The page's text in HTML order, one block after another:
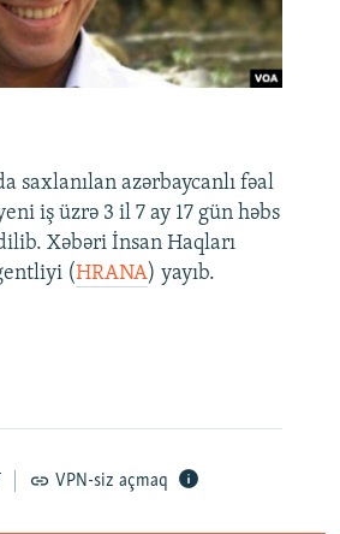
saxlanılan azərbaycanlı fəal
iş üzrə 3 il 7 ay 17 gün həbs
Xəbəri İnsan Haqları
(HRANA) yayıb.
VPN-siz açmaq